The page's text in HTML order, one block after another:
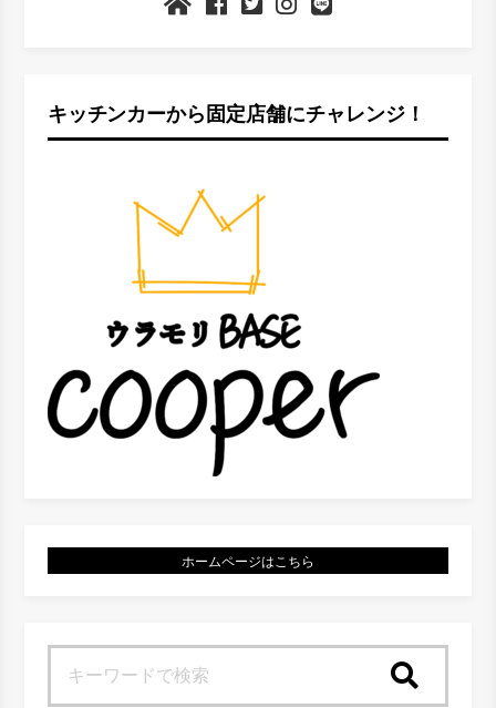
キッチンカーから固定店舗にチャレンジ！
ホームページはこちら